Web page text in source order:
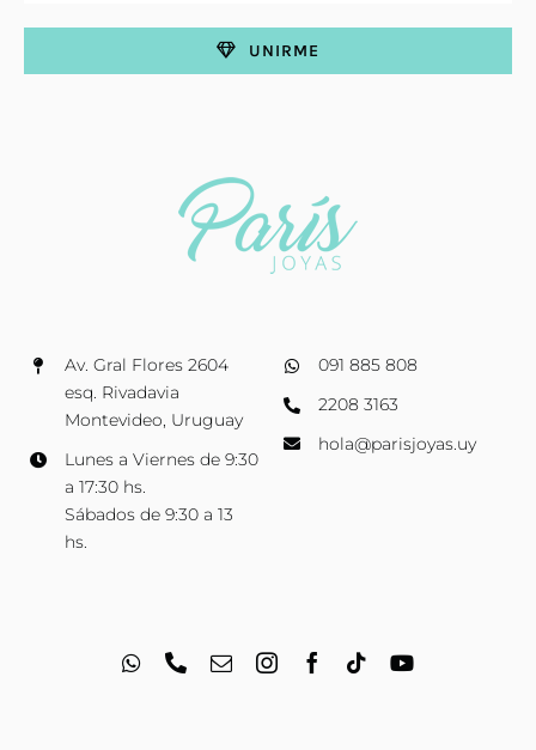
Av. Gral Flores 2604
esq. Rivadavia
Montevideo, Uruguay
Lunes a Viernes de 9:30
a 17:30 hs.
Sábados de 9:30 a 13
hs.
091 885 808
2208 3163
hola@parisjoyas.uy
UNIRME